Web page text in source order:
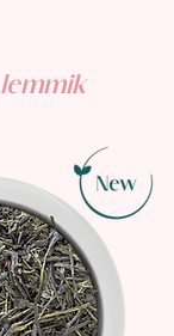
lemmik